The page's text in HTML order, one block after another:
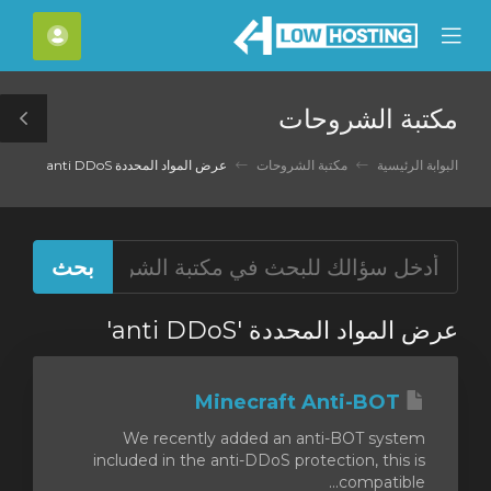
Mobile
Menu
مكتبة الشروحات
البوابة الرئيسية مكتبة الشروحات عرض المواد المحددة anti DDoS
عرض المواد المحددة 'anti DDoS'
We recently added an anti-BOT system
included in the anti-DDoS protection, this is
compatible...